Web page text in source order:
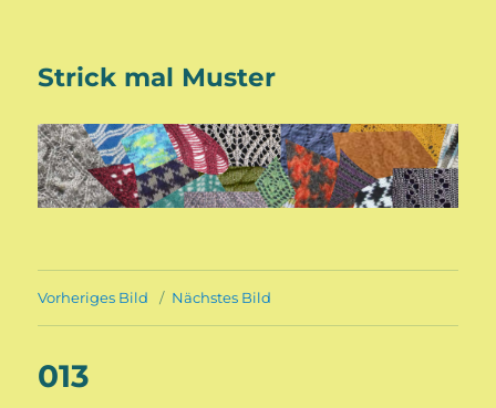
Strick mal Muster
Vorheriges Bild Nächstes Bild
013